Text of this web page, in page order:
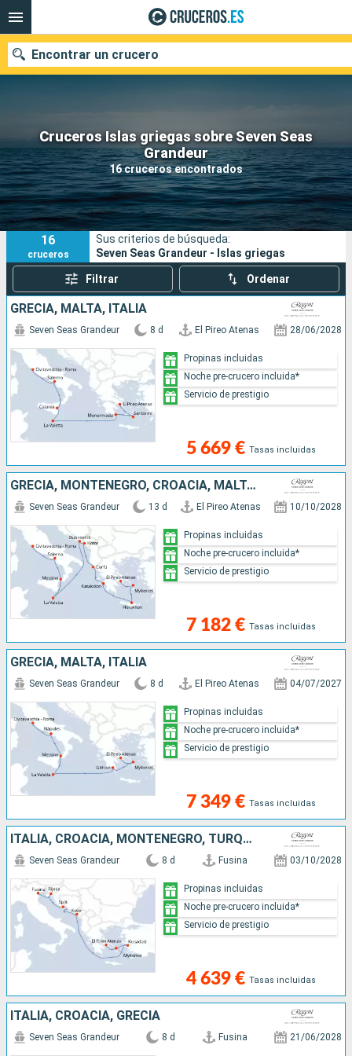
Cruceros Islas griegas sobre Seven Seas
Grandeur
16 cruceros encontrados
Encontrar un crucero
Nuestros destinos
Fecha de salida
Puertos Compañías
Buscar
16
cruceros
Sus criterios de búsqueda:
Seven Seas Grandeur - Islas griegas
Filtrar Ordenar
GRECIA, MALTA, ITALIA
Seven Seas Grandeur 8 d El Pireo Atenas 28/06/2028
5 669 € Tasas incluidas
Propinas incluidas
Noche pre-crucero incluida*
Servicio de prestigio
GRECIA, MONTENEGRO, CROACIA, MALTA, ITALIA
Seven Seas Grandeur 13 d El Pireo Atenas 10/10/2028
7 182 € Tasas incluidas
Propinas incluidas
Noche pre-crucero incluida*
Servicio de prestigio
GRECIA, MALTA, ITALIA
Seven Seas Grandeur 8 d El Pireo Atenas 04/07/2027
7 349 € Tasas incluidas
Propinas incluidas
Noche pre-crucero incluida*
Servicio de prestigio
ITALIA, CROACIA, MONTENEGRO, TURQUÍA, GRECIA
Seven Seas Grandeur 8 d Fusina 03/10/2028
4 639 € Tasas incluidas
Propinas incluidas
Noche pre-crucero incluida*
Servicio de prestigio
ITALIA, CROACIA, GRECIA
Seven Seas Grandeur 8 d Fusina 21/06/2028